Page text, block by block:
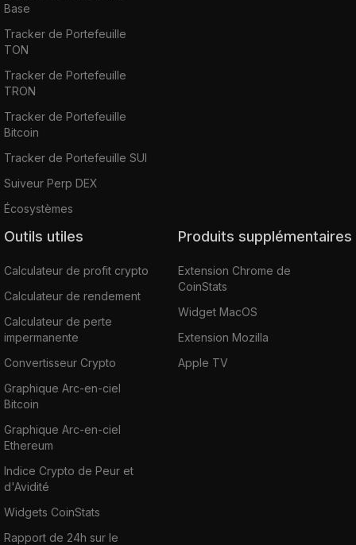
Base
Tracker de Portefeuille
TON
Tracker de Portefeuille
TRON
Tracker de Portefeuille
Bitcoin
Tracker de Portefeuille SUI
Suiveur Perp DEX
Écosystèmes
Outils utiles
Calculateur de profit crypto
Calculateur de rendement
Calculateur de perte
impermanente
Convertisseur Crypto
Graphique Arc-en-ciel
Bitcoin
Graphique Arc-en-ciel
Ethereum
Indice Crypto de Peur et
d'Avidité
Widgets CoinStats
Rapport de 24h sur le
Produits supplémentaires
Extension Chrome de
CoinStats
Widget MacOS
Extension Mozilla
Apple TV